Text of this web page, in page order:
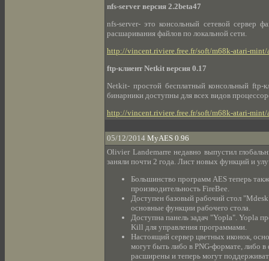
nfs-server версия 2.2beta47
nfs-server- это консольный сетевой сервер
расшаривания файлов по локальной сети.
http://vincent.riviere.free.fr/soft/m68k-atari-mint/
ftp-клиент Netkit версия 0.17
Netkit- простой бесплатный консольный
бинарники доступны для всех видов
http://vincent.riviere.free.fr/soft/m68k-atari-
05/12/2014 MyAES 0.96
Olivier Landemarre недавно выпустил
заняли почти 2 года. Лист новых функций и
Большинство программ AES теперь
производительность FireBee.
Доступен базовый рабочий стол
основные функции рабочего стола.
Доступна панель задач "Yopla". Yopla
Kill для управления программами.
Настоящий сервер цветных иконок,
могут быть либо в PNG-формате, либо
расширены и теперь могут